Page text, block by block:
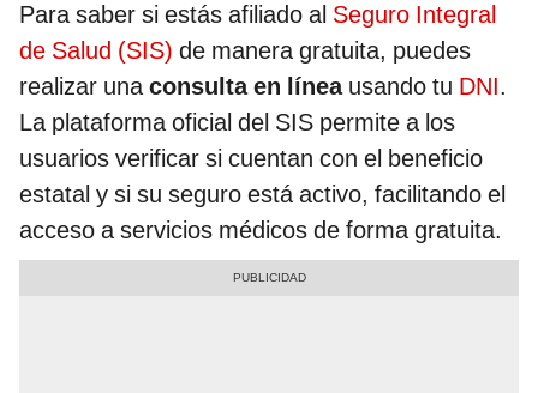
Para saber si estás afiliado al Seguro Integral
de Salud (SIS) de manera gratuita, puedes
realizar unaconsulta en línea usando tu DNI.
La plataforma oficial del SIS permite a los
usuarios verificar si cuentan con el beneficio
estatal y si su seguro está activo, facilitando el
acceso a servicios médicos de forma gratuita.